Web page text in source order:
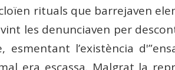
rituals que barrejaven
les denunciaven per
esmentant l’existència
era escassa. Malgrat la